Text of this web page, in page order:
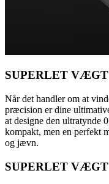
SUPERLET VÆGT
Når det handler om at
præcision er dine
at designe den ultratynde
kompakt, men en perfekt
og jævn.
SUPERLET VÆGT